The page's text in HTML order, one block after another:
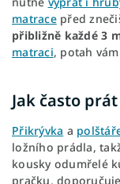
matracepřed
přibližně každé 3
matraci, potah
Jak často
Přikrývka a
ložního prádla,
kousky odumřelé
pračku,